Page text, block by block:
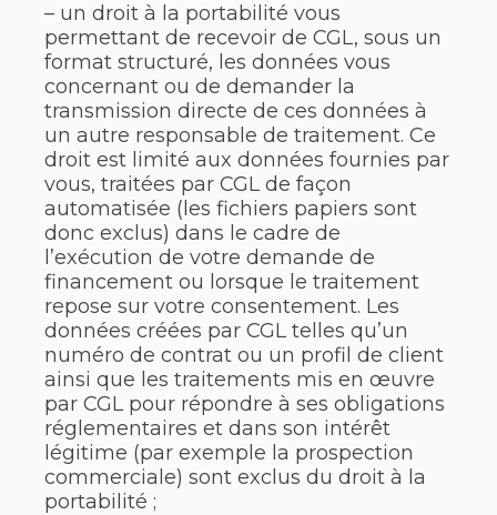
– un droit à la portabilité vous
permettant de recevoir de CGL, sous un
format structuré, les données vous
concernant ou de demander la
transmission directe de ces données à
un autre responsable de traitement. Ce
droit est limité aux données fournies par
vous, traitées par CGL de façon
automatisée (les fichiers papiers sont
donc exclus) dans le cadre de
l’exécution de votre demande de
financement ou lorsque le traitement
repose sur votre consentement. Les
données créées par CGL telles qu’un
numéro de contrat ou un profil de client
ainsi que les traitements mis en œuvre
par CGL pour répondre à ses obligations
réglementaires et dans son intérêt
légitime (par exemple la prospection
commerciale) sont exclus du droit à la
portabilité ;